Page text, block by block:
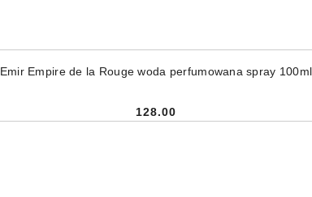
Emir Empire de la Rouge woda perfumowana spray 100ml
Cena:
128.00